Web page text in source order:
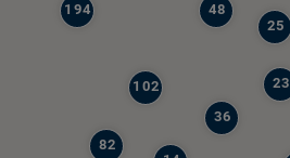
194
82
36
23
102
48
25